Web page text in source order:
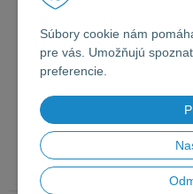
Súbory cookie nám
pre vás. Umožňujú
preferencie.
4,76 € bez DPH
Vypredané